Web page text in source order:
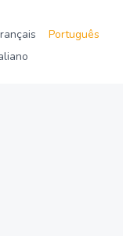
Português